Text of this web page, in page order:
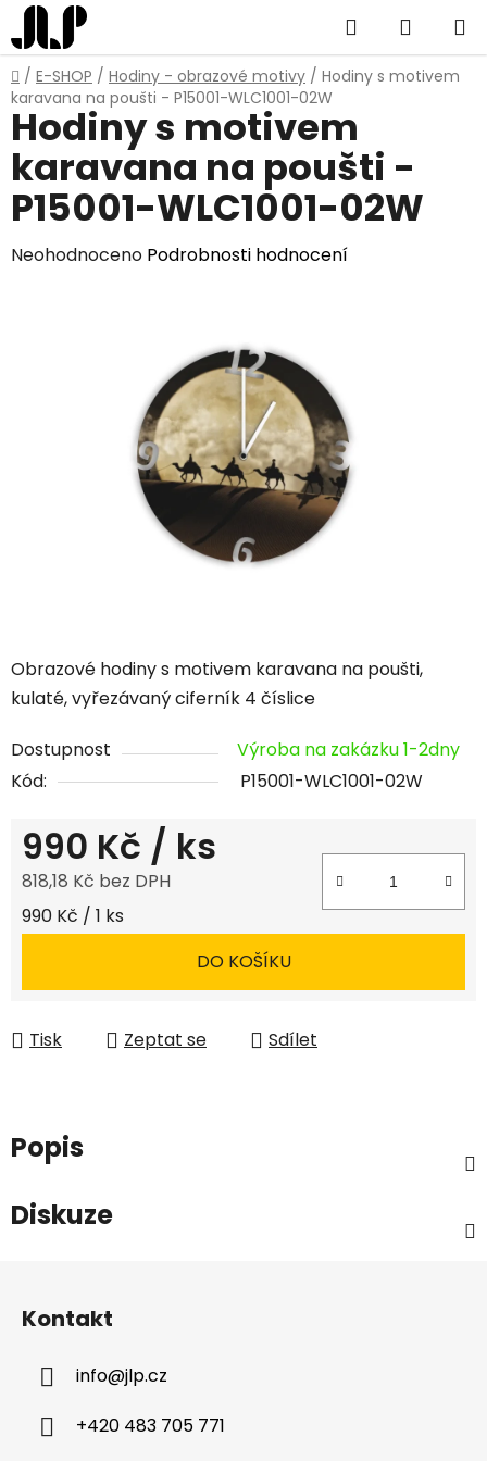
Přejít
na
obsah
Hledat
KOŠÍK
Domů
/ E-SHOP / Hodiny - obrazové motivy / Hodiny s motivem
karavana na poušti - P15001-WLC1001-02W
Obrazové hodiny s motivem karavana na poušti,
kulaté, vyřezávaný ciferník 4 číslice
Dostupnost
Výroba na zakázku 1-2dny
Kód:
P15001-WLC1001-02W
990 Kč / ks
818,18 Kč bez DPH
Měrná cena:
990 Kč / 1 ks
DO KOŠÍKU
Tisk Zeptat se Sdílet
Hodiny s motivem
karavana na poušti -
P15001-WLC1001-02W
Průměrné
Neohodnoceno Podrobnosti hodnocení
Popis
Diskuze
Kontakt
info@jlp.cz
+420 483 705 771